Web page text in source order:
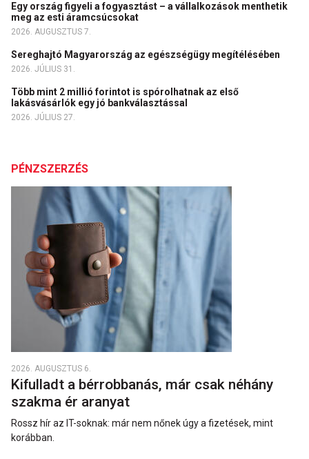
Egy ország figyeli a fogyasztást – a vállalkozások menthetik
meg az esti áramcsúcsokat
2026. AUGUSZTUS 7.
Sereghajtó Magyarország az egészségügy megítélésében
2026. JÚLIUS 31.
Több mint 2 millió forintot is spórolhatnak az első
lakásvásárlók egy jó bankválasztással
2026. JÚLIUS 27.
PÉNZSZERZÉS
2026. AUGUSZTUS 6.
Kifulladt a bérrobbanás, már csak néhány
szakma ér aranyat
Rossz hír az IT-soknak: már nem nőnek úgy a fizetések, mint
korábban.